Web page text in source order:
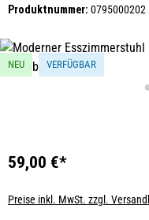
Produktnummer: 0795000202
Bildergalerie überspringen
NEU VERFÜGBAR
59,00 €*
Preise inkl. MwSt. zzgl.